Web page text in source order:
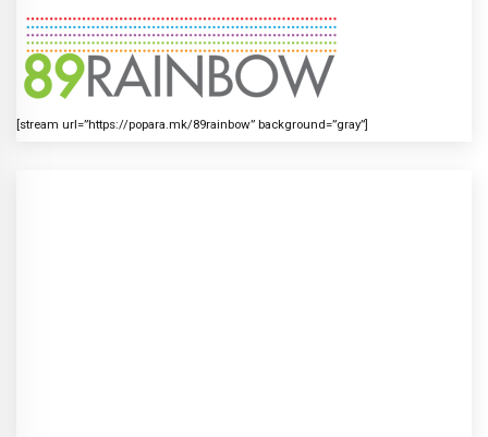
[stream url=”https://popara.mk/89rainbow” background=”gray”]